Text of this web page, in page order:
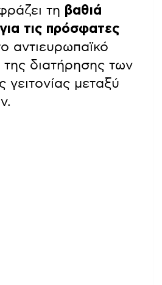
τη βαθιά
τις πρόσφατες
αντιευρωπαϊκό
διατήρησης των
μεταξύ